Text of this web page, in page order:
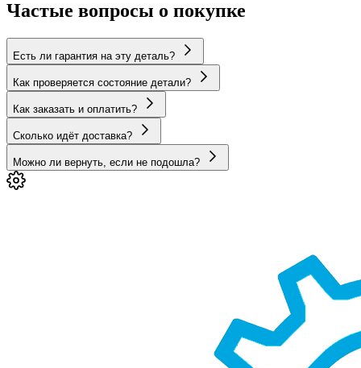
Частые вопросы о покупке
Есть ли гарантия на эту деталь?
Как проверяется состояние детали?
Как заказать и оплатить?
Сколько идёт доставка?
Можно ли вернуть, если не подошла?